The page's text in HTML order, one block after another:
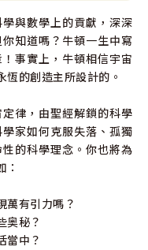
與數學上的貢獻，深深
知道嗎？牛頓一生中寫
事實上，牛頓相信宇宙
的創造主所設計的。
律，由聖經解鎖的科學
家如何克服失落、孤獨
的科學理念。你也將為
萬有引力嗎？
奥秘？
當中？